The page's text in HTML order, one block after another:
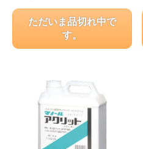
ただいま品切れ中で
す。